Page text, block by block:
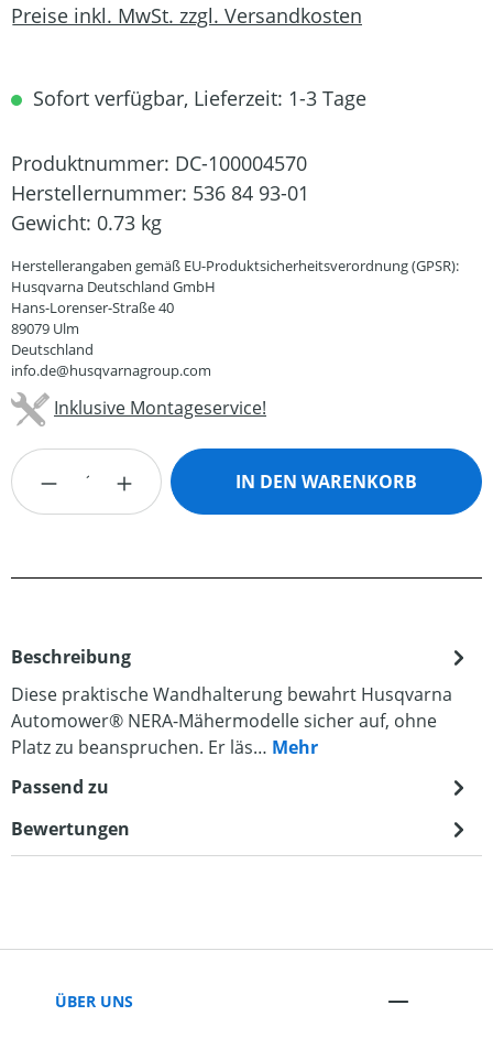
Preise inkl. MwSt. zzgl. Versandkosten
Sofort verfügbar, Lieferzeit: 1-3 Tage
Produktnummer: DC-100004570
Herstellernummer: 536 84 93-01
Gewicht: 0.73 kg
Herstellerangaben gemäß EU-Produktsicherheitsverordnung (GPSR):
Husqvarna Deutschland GmbH
Hans-Lorenser-Straße 40
89079 Ulm
Deutschland
info.de@husqvarnagroup.com
Inklusive Montageservice!
Produkt Anzahl: Gib den gewünschten
IN DEN WARENKORB
Beschreibung
Diese praktische Wandhalterung bewahrt Husqvarna
Automower® NERA-Mähermodelle sicher auf, ohne
Platz zu beanspruchen. Er läs… Mehr
Passend zu
Bewertungen
ÜBER UNS